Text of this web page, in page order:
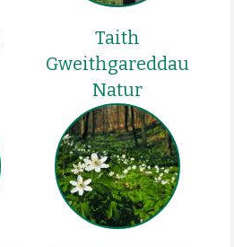
Taith
Gweithgareddau
Natur